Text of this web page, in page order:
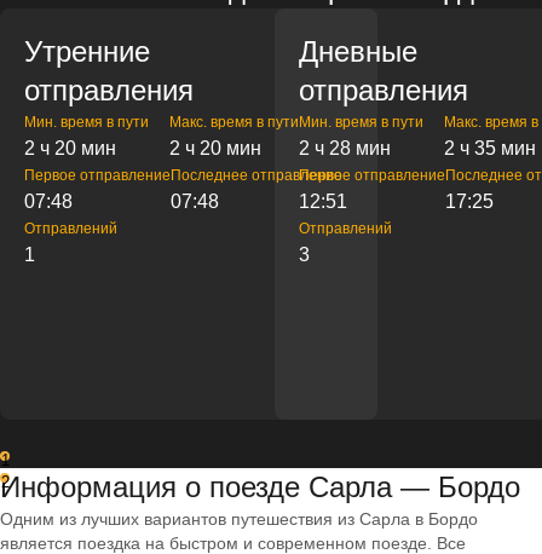
Утренние
отправления
Мин. время в пути
2 ч 20 мин
Макс. время в пути
2 ч 20 мин
Первое отправление
07:48
Последнее отправление
07:48
Отправлений
1
Дневные
отправления
Мин. время в пути
2 ч 28 мин
Макс. время в
2 ч 35 мин
Первое отправление
12:51
Последнее
17:25
Отправлений
3
1
2
Информация о поезде Сарла — Бордо
Одним из лучших вариантов путешествия из Сарла в Бордо
является поездка на быстром и современном поезде. Все